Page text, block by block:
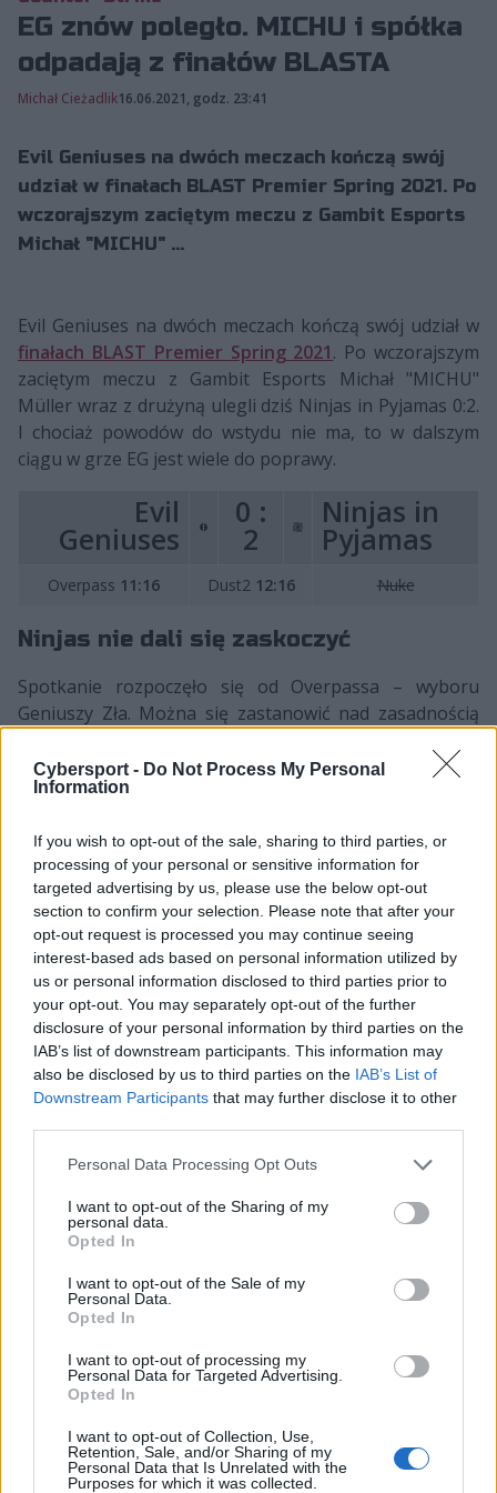
Cybersport - Do Not Process My Personal
Information
If you wish to opt-out of the sale, sharing to third parties, or
processing of your personal or sensitive information for
targeted advertising by us, please use the below opt-out
section to confirm your selection. Please note that after your
opt-out request is processed you may continue seeing
interest-based ads based on personal information utilized by
us or personal information disclosed to third parties prior to
your opt-out. You may separately opt-out of the further
disclosure of your personal information by third parties on the
IAB’s list of downstream participants. This information may
also be disclosed by us to third parties on the IAB’s List of
Downstream Participants that may further disclose it to other
Personal Data Processing Opt Outs
I want to opt-out of the Sharing of my
personal data.
Opted In
I want to opt-out of the Sale of my
Personal Data.
Opted In
I want to opt-out of processing my
Personal Data for Targeted Advertising.
Opted In
I want to opt-out of Collection, Use,
Retention, Sale, and/or Sharing of my
Personal Data that Is Unrelated with the
Purposes for which it was collected.
EG znów poległo. MICHU i spółka
odpadają z finałów BLASTA
Michał Cieżadlik16.06.2021, godz. 23:41
Evil Geniuses na dwóch meczach kończą swój
udział w finałach BLAST Premier Spring 2021. Po
wczorajszym zaciętym meczu z Gambit Esports
Michał "MICHU" ...
Evil Geniuses na dwóch meczach kończą swój udział w
finałach BLAST Premier Spring 2021. Po wczorajszym
zaciętym meczu z Gambit Esports Michał "MICHU"
Müller wraz z drużyną ulegli dziś Ninjas in Pyjamas 0:2.
I chociaż powodów do wstydu nie ma, to w dalszym
ciągu w grze EG jest wiele do poprawy.
Evil
Geniuses
0 :
2
Ninjas in
Pyjamas
Overpass 11:16 Dust2 12:16 Nuke
Ninjas nie dali się zaskoczyć
Spotkanie rozpoczęło się od Overpassa – wyboru
Geniuszy Zła. Można się zastanowić nad zasadnością
zwycięstw na tej arenie. Jednak drużyna MICHA dobrze
weszła w mecz po stronie terrorystów, wygrywając
stronie Evil Geniuses na początku najlepiej
prezentował się Owen „oBo” Schlatter. Wydawało się,
że podopieczni organizacji z regionu NA mają wszystko
pod kontrolą, jednak dzięki dobrej grze w defensywie
Ninjas przemienili wynik 1:6 na 9:6, wygrywając 8 rund z
rzędu.
Po zmianie stron Ninjas in Pyjamas zaczęli dominować.
Szybkie ataki ekipy dowodzonej przez Hampusa
„hampusa” Posera przynosiły wymierne rezultaty. EG
zdawało się nie mieć na nie żadnej odpowiedzi, a koniec
mapy widniał na horyzoncie przy wyniku 14:7. Wówczas
Geniuszom udało się wygrać kilka kolejnych starć,
ekonomię przeciwnika. To pozwoliło EG na odrobienie
czterech punktów. Jednak NiP nawet z gorszym
MICHA boleśnie przekonała się w końcówce. Nindże
zamknęły mapę wynikiem 16:11.
EG znów nie dało rady
Następny w kolejce był Dust2, który nie rozpoczął się
dobrze dla MICHA i kolegów. W CT zaczęli od złej passy
czterech przegranych pojedynków, która przełamana